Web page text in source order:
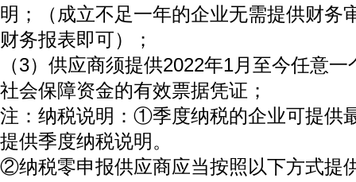
明；（成立不足一年的企业无需提供财务
财务报表即可）；
（3）供应商须提供2022年1月至今任意
社会保障资金的有效票据凭证；
注：纳税说明：①季度纳税的企业可提供
提供季度纳税说明。
②纳税零申报供应商应当按照以下方式提